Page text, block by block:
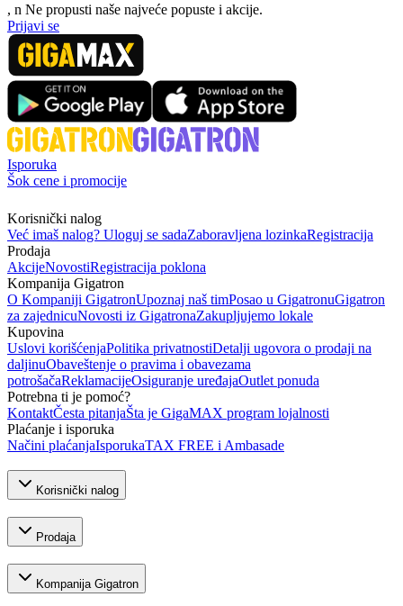
, n Ne propusti naše najveće popuste i akcije.
Prijavi se
Isporuka
Šok cene i promocije
Korisnički nalog
Već imaš nalog? Uloguj se sadaZaboravljena lozinkaRegistracija
Prodaja
AkcijeNovostiRegistracija poklona
Kompanija Gigatron
O Kompaniji GigatronUpoznaj naš timPosao u GigatronuGigatron
za zajednicuNovosti iz GigatronaZakupljujemo lokale
Kupovina
Uslovi korišćenjaPolitika privatnostiDetalji ugovora o prodaji na
daljinuObaveštenje o pravima i obavezama
potrošačaReklamacijeOsiguranje uređajaOutlet ponuda
Potrebna ti je pomoć?
KontaktČesta pitanjaŠta je GigaMAX program lojalnosti
Plaćanje i isporuka
Načini plaćanjaIsporukaTAX FREE i Ambasade
Korisnički nalog
Prodaja
Kompanija Gigatron